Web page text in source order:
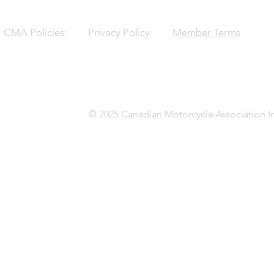
CMA Policies: Privacy Policy Member Terms
© 2025 Canadian Motorcycle Association